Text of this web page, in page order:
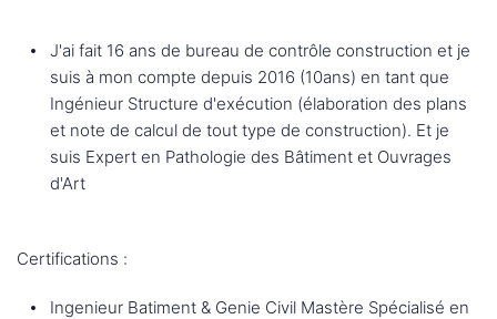
J'ai fait 16 ans de bureau de contrôle construction et je
suis à mon compte depuis 2016 (10ans) en tant que
Ingénieur Structure d'exécution (élaboration des plans
et note de calcul de tout type de construction). Et je
suis Expert en Pathologie des Bâtiment et Ouvrages
d'Art
Certifications :
Ingenieur Batiment & Genie Civil Mastère Spécialisé en